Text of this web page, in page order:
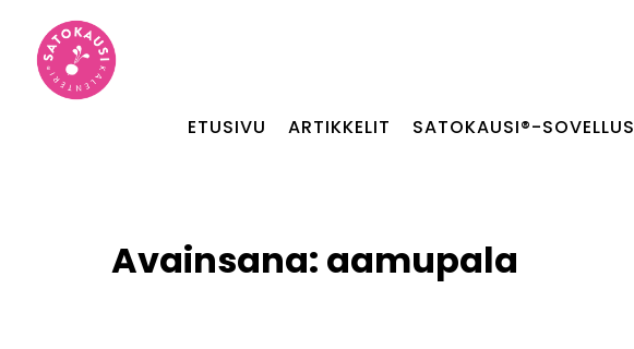
ETUSIVU ARTIKKELIT SATOKAUSI®-SOVELLUS
Avainsana: aamupala